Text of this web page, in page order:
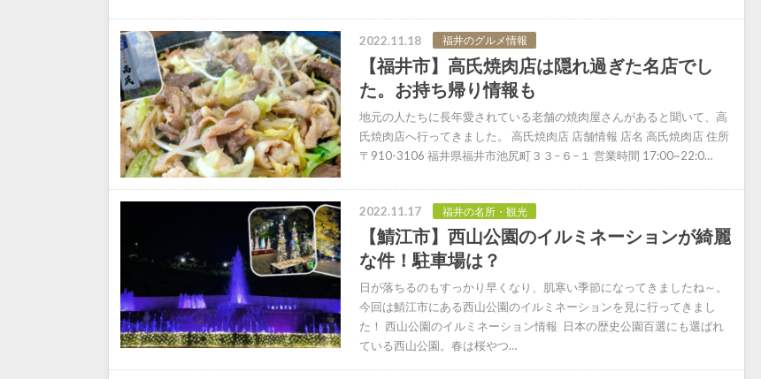
2022.11.18 福井のグルメ情報
【福井市】高氏焼肉店は隠れ過ぎた名店でし
た。お持ち帰り情報も
地元の人たちに長年愛されている老舗の焼肉屋さんがあると聞いて、高
氏焼肉店へ行ってきました。 高氏焼肉店 店舗情報 店名 高氏焼肉店 住所
〒910-3106 福井県福井市池尻町３３−６−１ 営業時間 17:00~22:0…
2022.11.17 福井の名所・観光
【鯖江市】西山公園のイルミネーションが綺麗
な件！駐車場は？
日が落ちるのもすっかり早くなり、肌寒い季節になってきましたね～。
今回は鯖江市にある西山公園のイルミネーションを見に行ってきまし
た！ 西山公園のイルミネーション情報 日本の歴史公園百選にも選ばれ
ている西山公園。春は桜やつ…